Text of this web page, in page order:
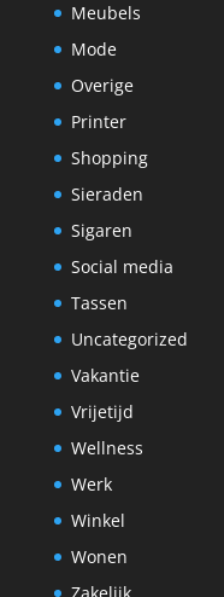
Meubels
Mode
Overige
Printer
Shopping
Sieraden
Sigaren
Social media
Tassen
Uncategorized
Vakantie
Vrijetijd
Wellness
Werk
Winkel
Wonen